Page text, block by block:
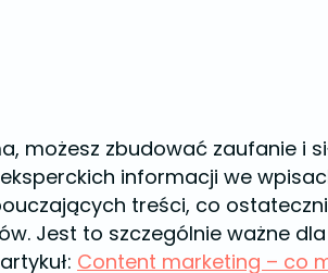
możesz zbudować zaufanie i
informacji we
treści, co
Jest to szczególnie ważne
Content marketing – co